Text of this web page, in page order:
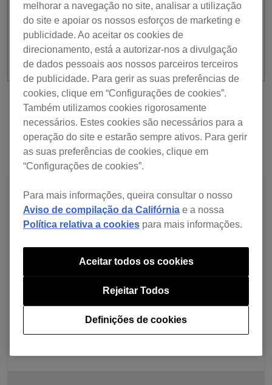
Agradecemos a sua compreensão e apoio.
Anterior Voltar à lista Seguinte
melhorar a navegação no site, analisar a utilização
do site e apoiar os nossos esforços de marketing e
publicidade. Ao aceitar os cookies de
direcionamento, está a autorizar-nos a divulgação
de dados pessoais aos nossos parceiros terceiros
de publicidade. Para gerir as suas preferências de
cookies, clique em “Configurações de cookies”.
Também utilizamos cookies rigorosamente
necessários. Estes cookies são necessários para a
operação do site e estarão sempre ativos. Para gerir
as suas preferências de cookies, clique em
“Configurações de cookies”.
Para mais informações, queira consultar o nosso
Aviso de compilação da Califórniae a nossa
Política relativa a cookiespara mais informações.
Definições de cookies
Rejeitar Todos
Aceitar todos os cookies